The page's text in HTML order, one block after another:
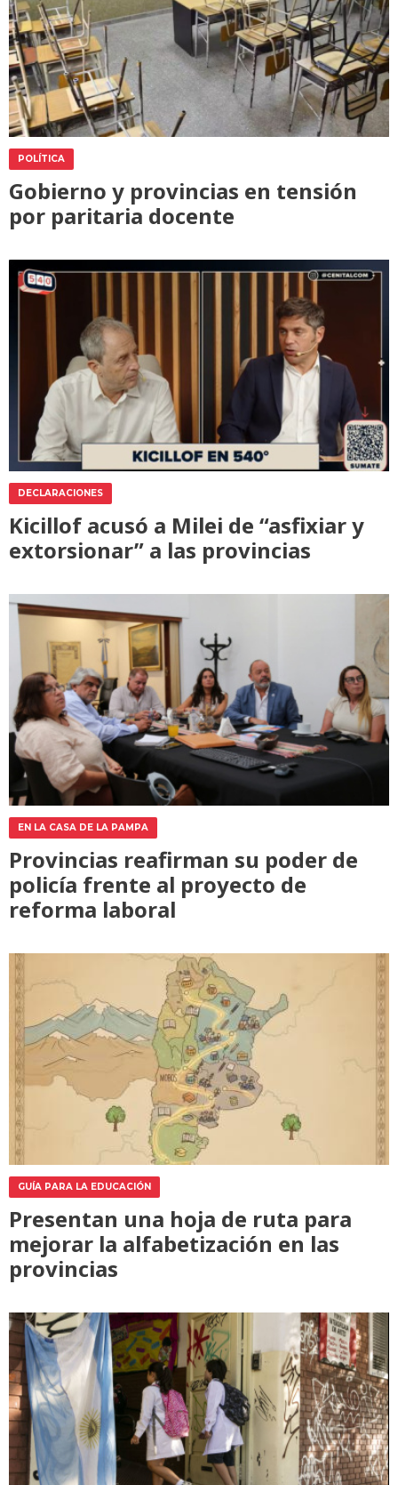
POLÍTICA
Gobierno y provincias en tensión
por paritaria docente
DECLARACIONES
Kicillof acusó a Milei de “asfixiar y
extorsionar” a las provincias
EN LA CASA DE LA PAMPA
Provincias reafirman su poder de
policía frente al proyecto de
reforma laboral
GUÍA PARA LA EDUCACIÓN
Presentan una hoja de ruta para
mejorar la alfabetización en las
provincias